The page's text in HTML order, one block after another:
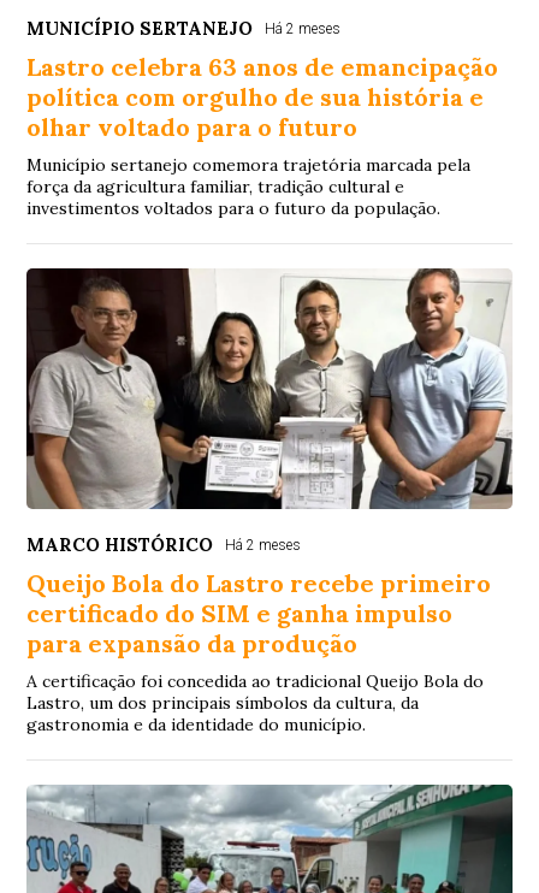
MUNICÍPIO SERTANEJO Há 2 meses
Lastro celebra 63 anos de emancipação
política com orgulho de sua história e
olhar voltado para o futuro
Município sertanejo comemora trajetória marcada pela
força da agricultura familiar, tradição cultural e
investimentos voltados para o futuro da população.
MARCO HISTÓRICO Há 2 meses
Queijo Bola do Lastro recebe primeiro
certificado do SIM e ganha impulso
para expansão da produção
A certificação foi concedida ao tradicional Queijo Bola do
Lastro, um dos principais símbolos da cultura, da
gastronomia e da identidade do município.